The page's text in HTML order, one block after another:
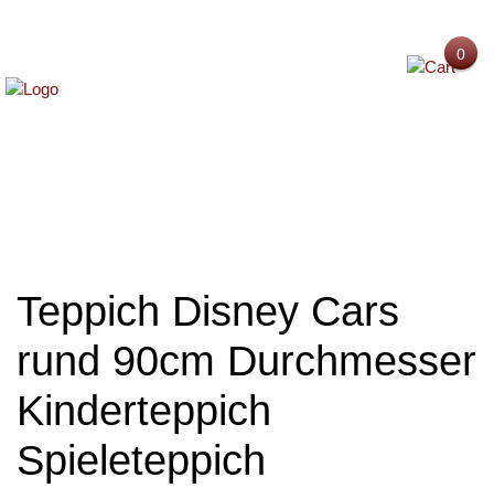
0
Teppich Disney Cars
rund 90cm Durchmesser
Kinderteppich
Spieleteppich